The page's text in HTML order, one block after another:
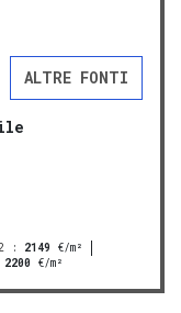
ALTRE FONTI
: 2149 €/m²
2200 €/m²